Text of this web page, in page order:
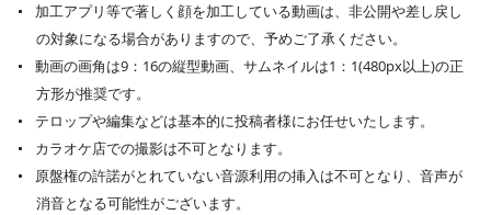
加工アプリ等で著しく顔を加工している動画は、非公開や差し戻し
の対象になる場合がありますので、予めご了承ください。
動画の画角は9：16の縦型動画、サムネイルは1：1(480px以上)の正
方形が推奨です。
テロップや編集などは基本的に投稿者様にお任せいたします。
カラオケ店での撮影は不可となります。
原盤権の許諾がとれていない音源利用の挿入は不可となり、音声が
消音となる可能性がございます。